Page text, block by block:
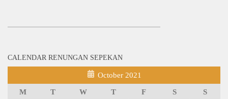
CALENDAR RENUNGAN SEPEKAN
October 2021
M T W T F S
S